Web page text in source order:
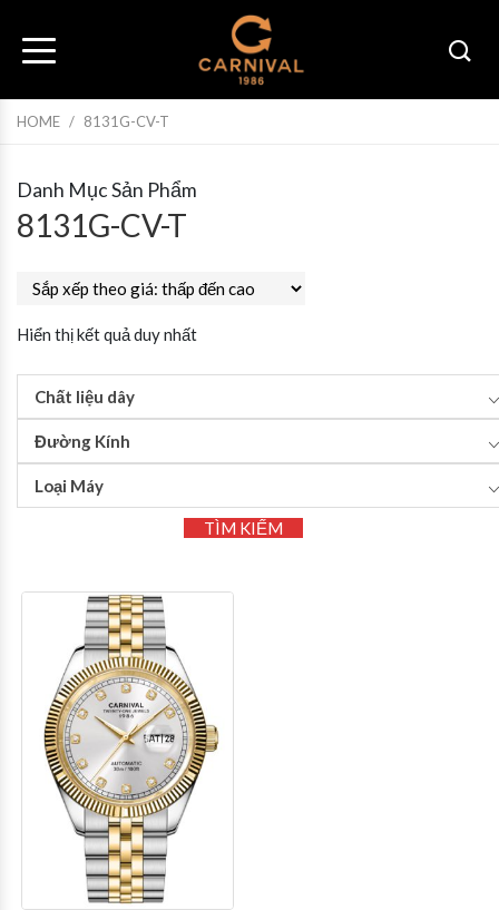
HOME / 8131G-CV-T
Danh Mục Sản Phẩm
8131G-CV-T
Hiển thị kết quả duy nhất
Chất liệu dây
Đường Kính
Loại Máy
TÌM KIẾM